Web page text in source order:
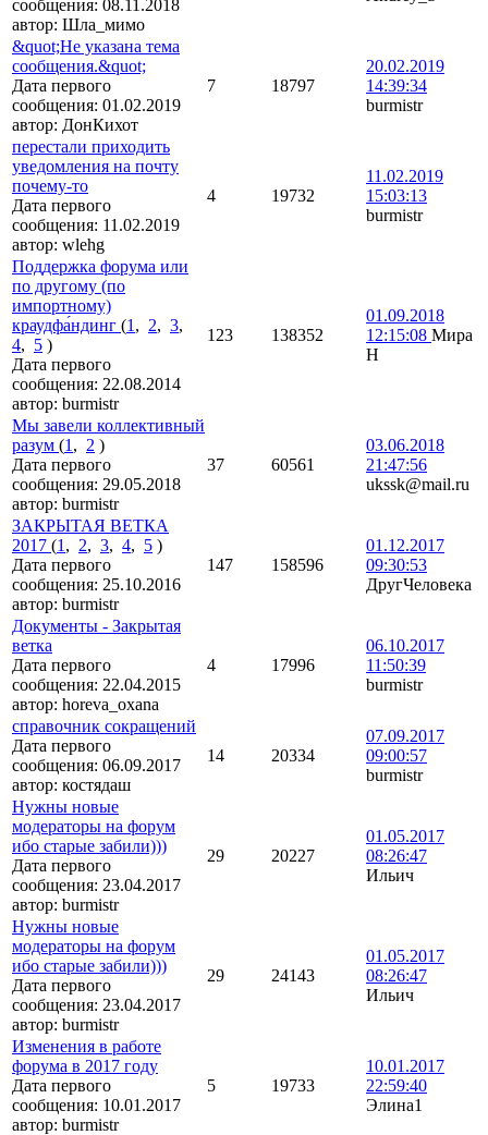
сообщения: 08.11.2018
автор: Шла_мимо
&quot;Не указана тема
сообщения.&quot;
Дата первого
сообщения: 01.02.2019
автор: ДонКихот
7 18797
20.02.2019
14:39:34
burmistr
перестали приходить
уведомления на почту
почему-то
Дата первого
сообщения: 11.02.2019
автор: wlehg
4 19732
11.02.2019
15:03:13
burmistr
Поддержка форума или
по другому (по
импортному)
краудфа́ндинг (1 , 2, 3,
4, 5 )
Дата первого
сообщения: 22.08.2014
автор: burmistr
123 138352
01.09.2018
12:15:08 Мира
Н
Мы завели коллективный
разум (1 , 2 )
Дата первого
сообщения: 29.05.2018
автор: burmistr
37 60561
03.06.2018
21:47:56
ukssk@mail.ru
ЗАКРЫТАЯ ВЕТКА
2017 (1 , 2, 3, 4, 5 )
Дата первого
сообщения: 25.10.2016
автор: burmistr
147 158596
01.12.2017
09:30:53
ДругЧеловека
Документы - Закрытая
ветка
Дата первого
сообщения: 22.04.2015
автор: horeva_oxana
4 17996
06.10.2017
11:50:39
burmistr
справочник сокращений
Дата первого
сообщения: 06.09.2017
автор: костядаш
14 20334
07.09.2017
09:00:57
burmistr
Нужны новые
модераторы на форум
ибо старые забили)))
Дата первого
сообщения: 23.04.2017
автор: burmistr
29 20227
01.05.2017
08:26:47
Ильич
Нужны новые
модераторы на форум
ибо старые забили)))
Дата первого
сообщения: 23.04.2017
автор: burmistr
29 24143
01.05.2017
08:26:47
Ильич
Изменения в работе
форума в 2017 году
Дата первого
сообщения: 10.01.2017
автор: burmistr
5 19733
10.01.2017
22:59:40
Элина1